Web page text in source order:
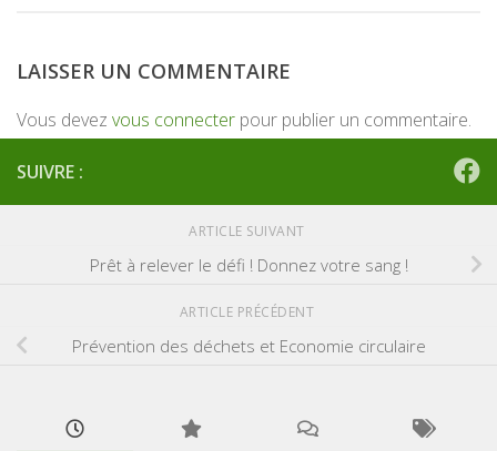
LAISSER UN COMMENTAIRE
Vous devez vous connecter pour publier un commentaire.
SUIVRE :
ARTICLE SUIVANT
Prêt à relever le défi ! Donnez votre sang !
ARTICLE PRÉCÉDENT
Prévention des déchets et Economie circulaire